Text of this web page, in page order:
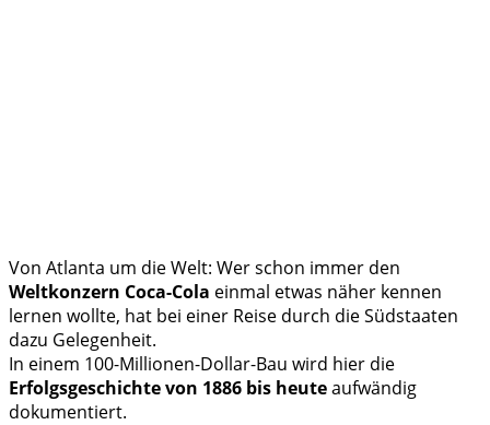
Von Atlanta um die Welt: Wer schon immer den
Weltkonzern Coca-Cola einmal etwas näher kennen
lernen wollte, hat bei einer Reise durch die Südstaaten
dazu Gelegenheit.
In einem 100-Millionen-Dollar-Bau wird hier die
Erfolgsgeschichte von 1886 bis heuteaufwändig
dokumentiert.